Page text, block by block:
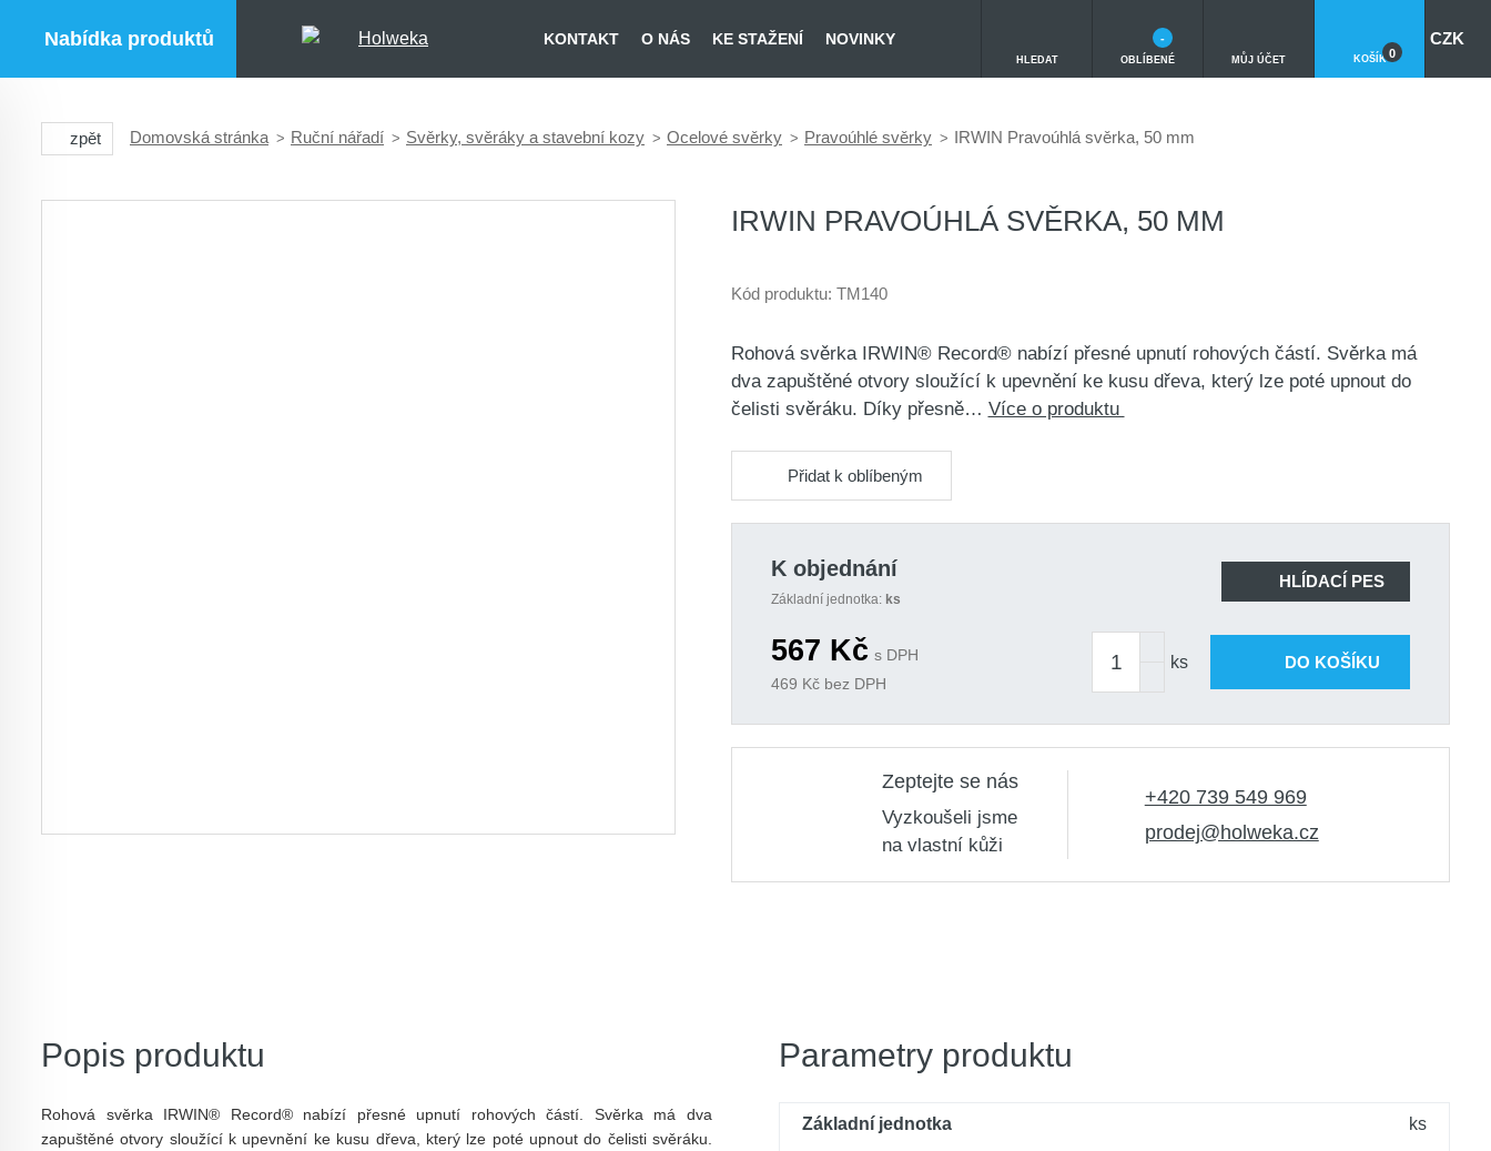
Nabídka produktů KONTAKT O NÁS KE STAŽENÍ NOVINKY
HLEDAT OBLÍBENÉ
-
MŮJ ÚČET KOŠÍK 0
CZK
zpět Domovská stránka Ruční nářadí Svěrky, svěráky a stavební kozy Ocelové svěrky Pravoúhlé svěrky IRWIN Pravoúhlá svěrka, 50 mm
IRWIN PRAVOÚHLÁ SVĚRKA, 50 MM
Kód produktu: TM140
Rohová svěrka IRWIN® Record® nabízí přesné upnutí rohových částí. Svěrka má
dva zapuštěné otvory sloužící k upevnění ke kusu dřeva, který lze poté upnout do
čelisti svěráku. Díky přesně… Více o produktu
Přidat k oblíbeným
K objednání
Základní jednotka: ks
HLÍDACÍ PES
567 Kč s DPH
469 Kč bez DPH
ks DO KOŠÍKU
Zeptejte se nás
Vyzkoušeli jsme
na vlastní kůži
+420 739 549 969
prodej@holweka.cz
Popis produktu
Rohová svěrka IRWIN® Record® nabízí přesné upnutí rohových částí. Svěrka má dva
zapuštěné otvory sloužícík upevnění ke kusu dřeva, který lze poté upnout do čelisti svěráku.
Parametry produktu
Základní jednotka ks